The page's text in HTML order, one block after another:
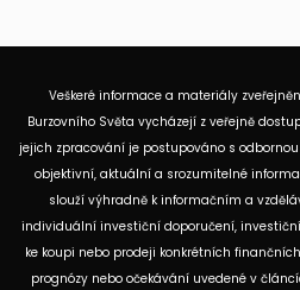
Veškeré informace a materiály
Burzovního Světa vycházejí z veřejně
jejich zpracování je postupováno s
objektivní, aktuální a srozumitelné
slouží výhradně k informačním a
individuální investiční doporučení,
ke koupi nebo prodeji konkrétních
prognózy nebo očekávání uvedené v